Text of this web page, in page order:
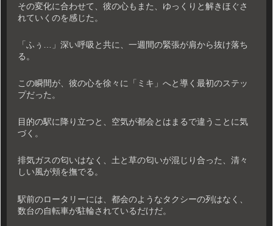
その変化に合わせて、彼の心もまた、ゆっくりと解きほぐさ
れていくのを感じた。
「ふぅ…」深い呼吸と共に、一週間の緊張が肩から抜け落ち
る。
この瞬間が、彼の心を徐々に「ミキ」へと導く最初のステッ
プだった。
目的の駅に降り立つと、空気が都会とはまるで違うことに気
づく。
排気ガスの匂いはなく、土と草の匂いが混じり合った、清々
しい風が頬を撫でる。
駅前のロータリーには、都会のようなタクシーの列はなく、
数台の自転車が駐輪されているだけだ。